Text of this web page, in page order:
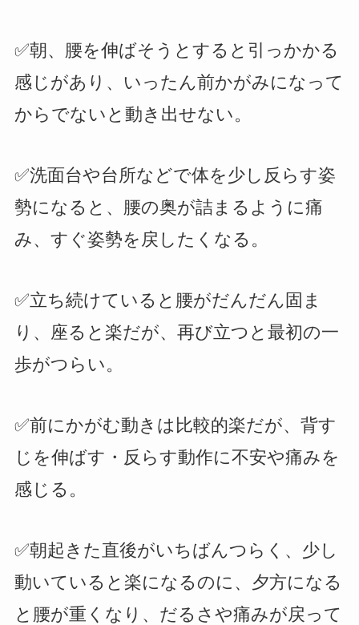
✅朝、腰を伸ばそうとすると引っかかる
感じがあり、いったん前かがみになって
からでないと動き出せない。
✅洗面台や台所などで体を少し反らす姿
勢になると、腰の奥が詰まるように痛
み、すぐ姿勢を戻したくなる。
✅立ち続けていると腰がだんだん固ま
り、座ると楽だが、再び立つと最初の一
歩がつらい。
✅前にかがむ動きは比較的楽だが、背す
じを伸ばす・反らす動作に不安や痛みを
感じる。
✅朝起きた直後がいちばんつらく、少し
動いていると楽になるのに、夕方になる
と腰が重くなり、だるさや痛みが戻って